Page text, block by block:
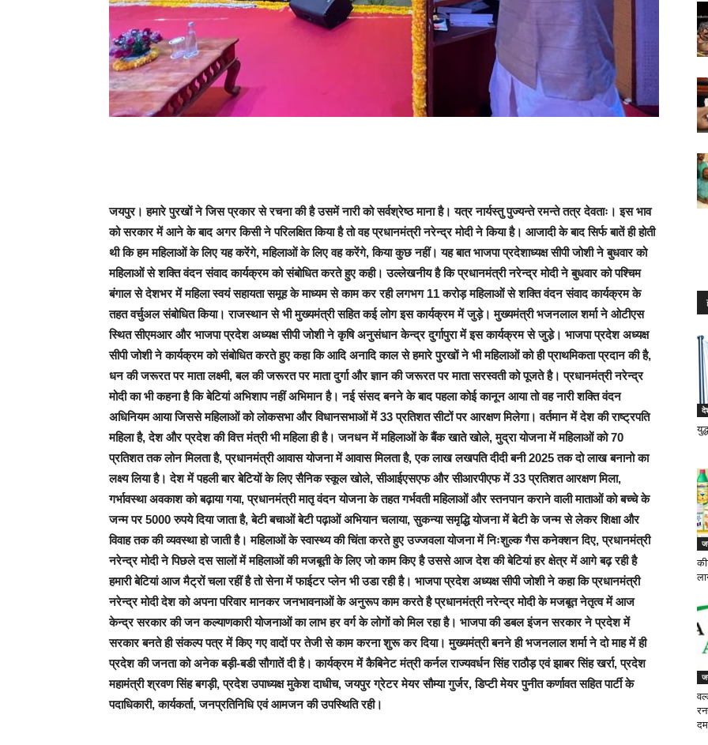
जयपुर। हमारे पुरखों ने जिस प्रकार से रचना की है उसमें नारी को सर्वश्रेष्ठ माना है। यत्र नार्यस्तु पुज्यन्ते रमन्ते तत्र देवताः। इस भाव
को सरकार में आने के बाद अगर किसी ने परिलक्षित किया है तो वह प्रधानमंत्री नरेन्द्र मोदी ने किया है। आजादी के बाद सिर्फ बातें ही होती
थी कि हम महिलाओं के लिए यह करेंगे, महिलाओं के लिए वह करेंगे, किया कुछ नहीं। यह बात भाजपा प्रदेशाध्यक्ष सीपी जोशी ने बुधवार को
महिलाओं से शक्ति वंदन संवाद कार्यक्रम को संबोधित करते हुए कही। उल्लेखनीय है कि प्रधानमंत्री नरेन्द्र मोदी ने बुधवार को पश्चिम
बंगाल से देशभर में महिला स्वयं सहायता समूह के माध्यम से काम कर रही लगभग 11 करोड़ महिलाओं से शक्ति वंदन संवाद कार्यक्रम के
तहत वर्चुअल संबोधित किया। राजस्थान से भी मुख्यमंत्री सहित कई लोग इस कार्यक्रम में जुड़े। मुख्यमंत्री भजनलाल शर्मा ने ओटीएस
स्थित सीएमआर और भाजपा प्रदेश अध्यक्ष सीपी जोशी ने कृषि अनुसंधान केन्द्र दुर्गापुरा में इस कार्यक्रम से जुडे़। भाजपा प्रदेश अध्यक्ष
सीपी जोशी ने कार्यक्रम को संबोधित करते हुए कहा कि आदि अनादि काल से हमारे पुरखों ने भी महिलाओं को ही प्राथमिकता प्रदान की है,
धन की जरूरत पर माता लक्ष्मी, बल की जरूरत पर माता दुर्गा और ज्ञान की जरूरत पर माता सरस्वती को पूजते है। प्रधानमंत्री नरेन्द्र
मोदी का भी कहना है कि बेटियां अभिशाप नहीं अभिमान है। नई संसद बनने के बाद पहला कोई कानून आया तो वह नारी शक्ति वंदन
अधिनियम आया जिससे महिलाओं को लोकसभा और विधानसभाओं में 33 प्रतिशत सीटों पर आरक्षण मिलेगा। वर्तमान में देश की राष्ट्रपति
महिला है, देश और प्रदेश की वित्त मंत्री भी महिला ही है। जनधन में महिलाओं के बैंक खाते खोले, मुद्रा योजना में महिलाओं को 70
प्रतिशत तक लोन मिलता है, प्रधानमंत्री आवास योजना में आवास मिलता है, एक लाख लखपति दीदी बनी 2025 तक दो लाख बनानो का
लक्ष्य लिया है। देश में पहली बार बेटियों के लिए सैनिक स्कूल खोले, सीआईएसएफ और सीआरपीएफ में 33 प्रतिशत आरक्षण मिला,
गर्भावस्था अवकाश को बढ़ाया गया, प्रधानमंत्री मातृ वंदन योजना के तहत गर्भवती महिलाओं और स्तनपान कराने वाली माताओं को बच्चे के
जन्म पर 5000 रुपये दिया जाता है, बेटी बचाओं बेटी पढ़ाओं अभियान चलाया, सुकन्या समृद्धि योजना में बेटी के जन्म से लेकर शिक्षा और
विवाह तक की व्यवस्था हो जाती है। महिलाओं के स्वास्थ्य की चिंता करते हुए उज्जवला योजना में निःशुल्क गैस कनेक्शन दिए, प्रधानमंत्री
नरेन्द्र मोदी ने पिछले दस सालों में महिलाओं की मजबूती के लिए जो काम किए है उससे आज देश की बेटियां हर क्षेत्र में आगे बढ़ रही है
हमारी बेटियां आज मैट्रों चला रहीं है तो सेना में फाईटर प्लेन भी उडा रही है। भाजपा प्रदेश अध्यक्ष सीपी जोशी ने कहा कि प्रधानमंत्री
नरेन्द्र मोदी देश को अपना परिवार मानकर जनभावनाओं के अनुरूप काम करते है प्रधानमंत्री नरेन्द्र मोदी के मजबूत नेतृत्व में आज
केन्द्र सरकार की जन कल्याणकारी योजनाओं का लाभ हर वर्ग के लोगों को मिल रहा है। भाजपा की डबल इंजन सरकार ने प्रदेश में
सरकार बनते ही संकल्प पत्र में किए गए वादों पर तेजी से काम करना शुरू कर दिया। मुख्यमंत्री बनने ही भजनलाल शर्मा ने दो माह में ही
प्रदेश की जनता को अनेक बड़ी-बडी सौगातें दी है। कार्यक्रम में कैबिनेट मंत्री कर्नल राज्यवर्धन सिंह राठौड़ एवं झाबर सिंह खर्रा, प्रदेश
महामंत्री श्रवण सिंह बगड़ी, प्रदेश उपाध्यक्ष मुकेश दाधीच, जयपुर ग्रेटर मेयर सौम्या गुर्जर, डिप्टी मेयर पुनीत कर्णावत सहित पार्टी के
पदाधिकारी, कार्यकर्ता, जनप्रतिनिधि एवं आमजन की उपस्थिति रही।
दम